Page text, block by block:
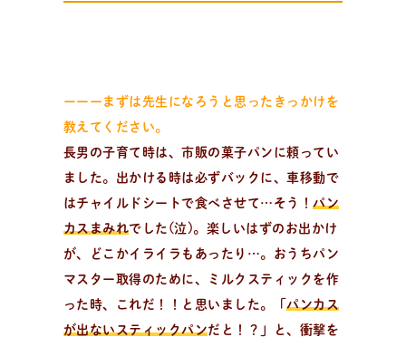
パンが作りたい！
種類、作り方/シーン、材料から検索できる、簡単なパ
ーーーまずは先生になろうと思ったきっかけを
教えてください。
長男の子育て時は、市販の菓子パンに頼ってい
ました。出かける時は必ずバックに、車移動で
はチャイルドシートで食べさせて…そう！パン
カスまみれでした(泣)。楽しいはずのお出かけ
が、どこかイライラもあったり…。おうちパン
マスター取得のために、ミルクスティックを作
った時、これだ！！と思いました。「パンカス
が出ないスティックパンだと！？」と、衝撃を